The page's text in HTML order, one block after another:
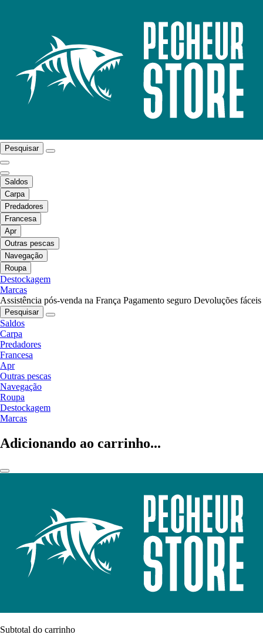
Pesquisar
Saldos
Carpa
Predadores
Francesa
Apr
Outras pescas
Navegação
Roupa
Destockagem
Marcas
Assistência pós-venda na França Pagamento seguro Devoluções fáceis
Pesquisar
Saldos
Carpa
Predadores
Francesa
Apr
Outras pescas
Navegação
Roupa
Destockagem
Marcas
Adicionando ao carrinho...
Subtotal do carrinho